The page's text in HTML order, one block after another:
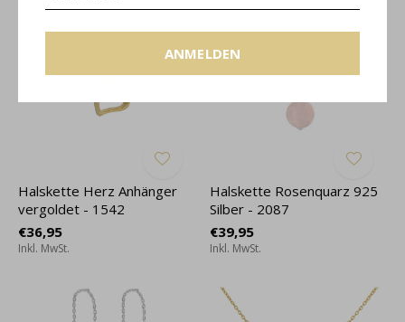
ANMELDEN
Halskette Herz Anhänger
vergoldet - 1542
€36,95
Inkl. MwSt.
Halskette Rosenquarz 925
Silber - 2087
€39,95
Inkl. MwSt.